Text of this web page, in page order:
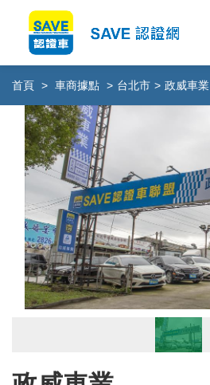
首頁 > 車商據點 > 台北市 > 政威車業